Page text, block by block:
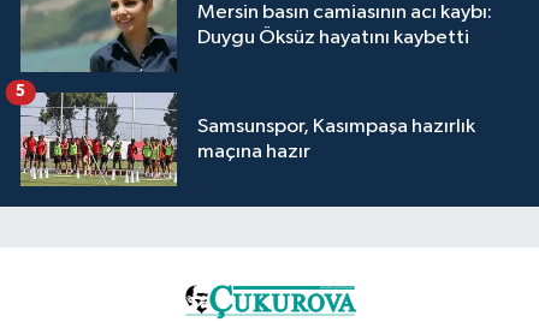
Mersin basın camiasının acı kaybı:
Duygu Öksüz hayatını kaybetti
Samsunspor, Kasımpaşa hazırlık
maçına hazır
5